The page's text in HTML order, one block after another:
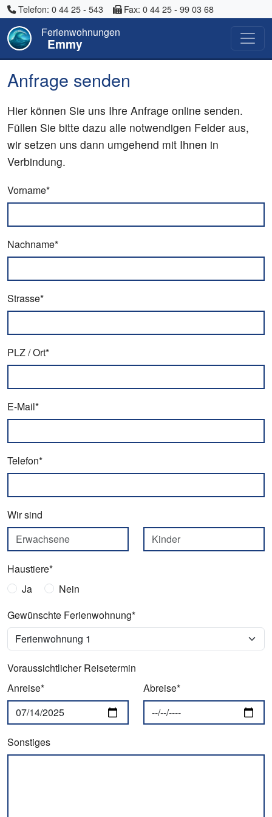
Telefon: 0 44 25 - 543 Fax: 0 44 25 - 99 03 68
Ferienwohnungen
Emmy
Anfrage senden
Hier können Sie uns Ihre Anfrage online senden.
Füllen Sie bitte dazu alle notwendigen Felder aus,
wir setzen uns dann umgehend mit Ihnen in
Verbindung.
Vorname*
Nachname*
Strasse*
PLZ / Ort*
E-Mail*
Telefon*
Wir sind
Haustiere*
Ja
Nein
Gewünschte Ferienwohnung*
Voraussichtlicher Reisetermin
Anreise*
Abreise*
Sonstiges